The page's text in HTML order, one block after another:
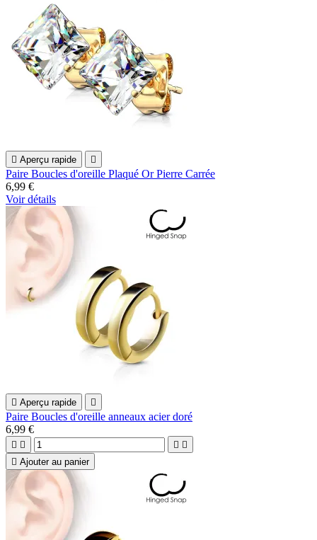
 Aperçu rapide 
Paire Boucles d'oreille Plaqué Or Pierre Carrée
6,99 €
Voir détails
 Aperçu rapide 
Paire Boucles d'oreille anneaux acier doré
6,99 €
   
 Ajouter au panier